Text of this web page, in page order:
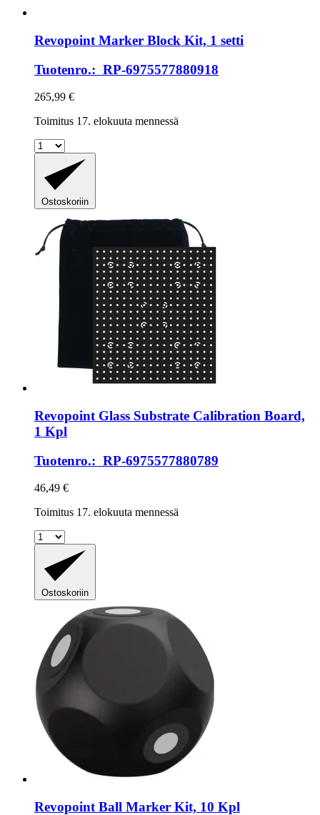
Revopoint Marker Block Kit, 1 setti
Tuotenro.: RP-6975577880918
265,99 €
Toimitus 17. elokuuta mennessä
Ostoskoriin
Revopoint Glass Substrate Calibration Board,
1 Kpl
Tuotenro.: RP-6975577880789
46,49 €
Toimitus 17. elokuuta mennessä
Ostoskoriin
Revopoint Ball Marker Kit, 10 Kpl